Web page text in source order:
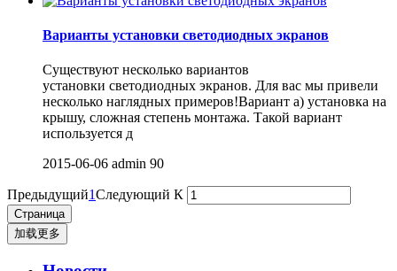
Варианты установки светодиодных экранов
Существуют несколько вариантов
установки светодиодных экранов. Для вас мы привели
несколько наглядных примеров!Вариант а) установка на
крышу, сложная степень монтажа. Такой вариант
используется д
2015-06-06 admin 90
Предыдущий1Следующий К
加载更多